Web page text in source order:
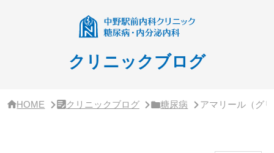
クリニックブログ
HOME クリニックブログ 糖尿病 アマリール（グ